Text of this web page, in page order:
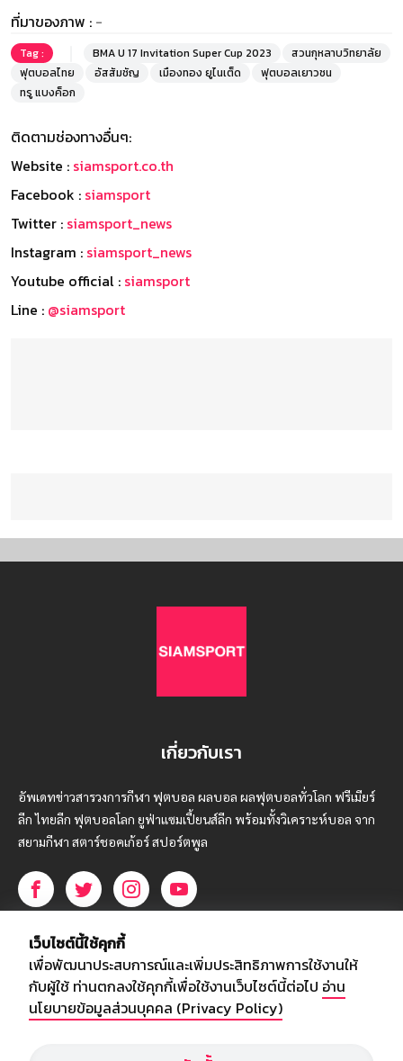
ที่มาของภาพ : -
Tag : BMA U 17 Invitation Super Cup 2023
สวนกุหลาบวิทยาลัย
ฟุตบอลไทย
อัสสัมชัญ เมืองทอง ยูไนเต็ด
ฟุตบอลเยาวชน
ทรู แบงค็อก
ติดตามช่องทางอื่นๆ:
Website : siamsport.co.th
Facebook : siamsport
Twitter : siamsport_news
Instagram : siamsport_news
Youtube official : siamsport
Line : @siamsport
เกี่ยวกับเรา
อัพเดทข่าวสารวงการกีฬา ฟุตบอล ผลบอล ผลฟุตบอลทั่วโลก ฟรีเมียร์
ลีก ไทยลีก ฟุตบอลโลก ยูฟ่าแซมเปี้ยนส์ลีก พร้อมทั้งวิเคราะห์บอล จาก
สยามกีฬา สตาร์ชอคเก้อร์ สปอร์ตพูล
บริษัท สยามสปอร์ต ซินติเคท จำกัด (มหาชน)
เลขที่ 66/26 - 29 ซอยรามอินทรา 40
ถนนรามอินทรา แขวงนวลจันทร์
เขตบึงกุ่ม กรุงเทพฯ 10230
เว็บไซต์นี้ใช้คุกกี้
เพื่อพัฒนาประสบการณ์และเพิ่มประสิทธิภาพการใช้งานให้
กับผู้ใช้ ท่านตกลงใช้คุกกี้เพื่อใช้งานเว็บไซต์นี้ต่อไป อ่าน
นโยบายข้อมูลส่วนบุคคล (Privacy Policy)